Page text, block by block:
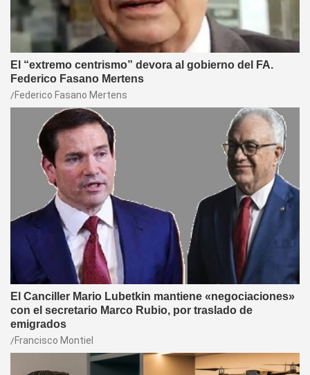
El “extremo centrismo” devora al gobierno del FA.
Federico Fasano Mertens
Federico Fasano Mertens
El Canciller Mario Lubetkin mantiene «negociaciones»
con el secretario Marco Rubio, por traslado de
emigrados
Francisco Montiel